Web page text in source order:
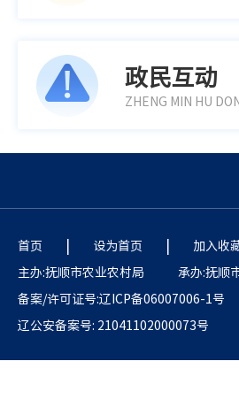
政民互动
ZHENG MIN HU
首页 | 设为首页 | 加入收
主办:抚顺市农业农村局 承办:抚顺
备案/许可证号:辽ICP备06007006-1号
辽公安备案号: 21041102000073号